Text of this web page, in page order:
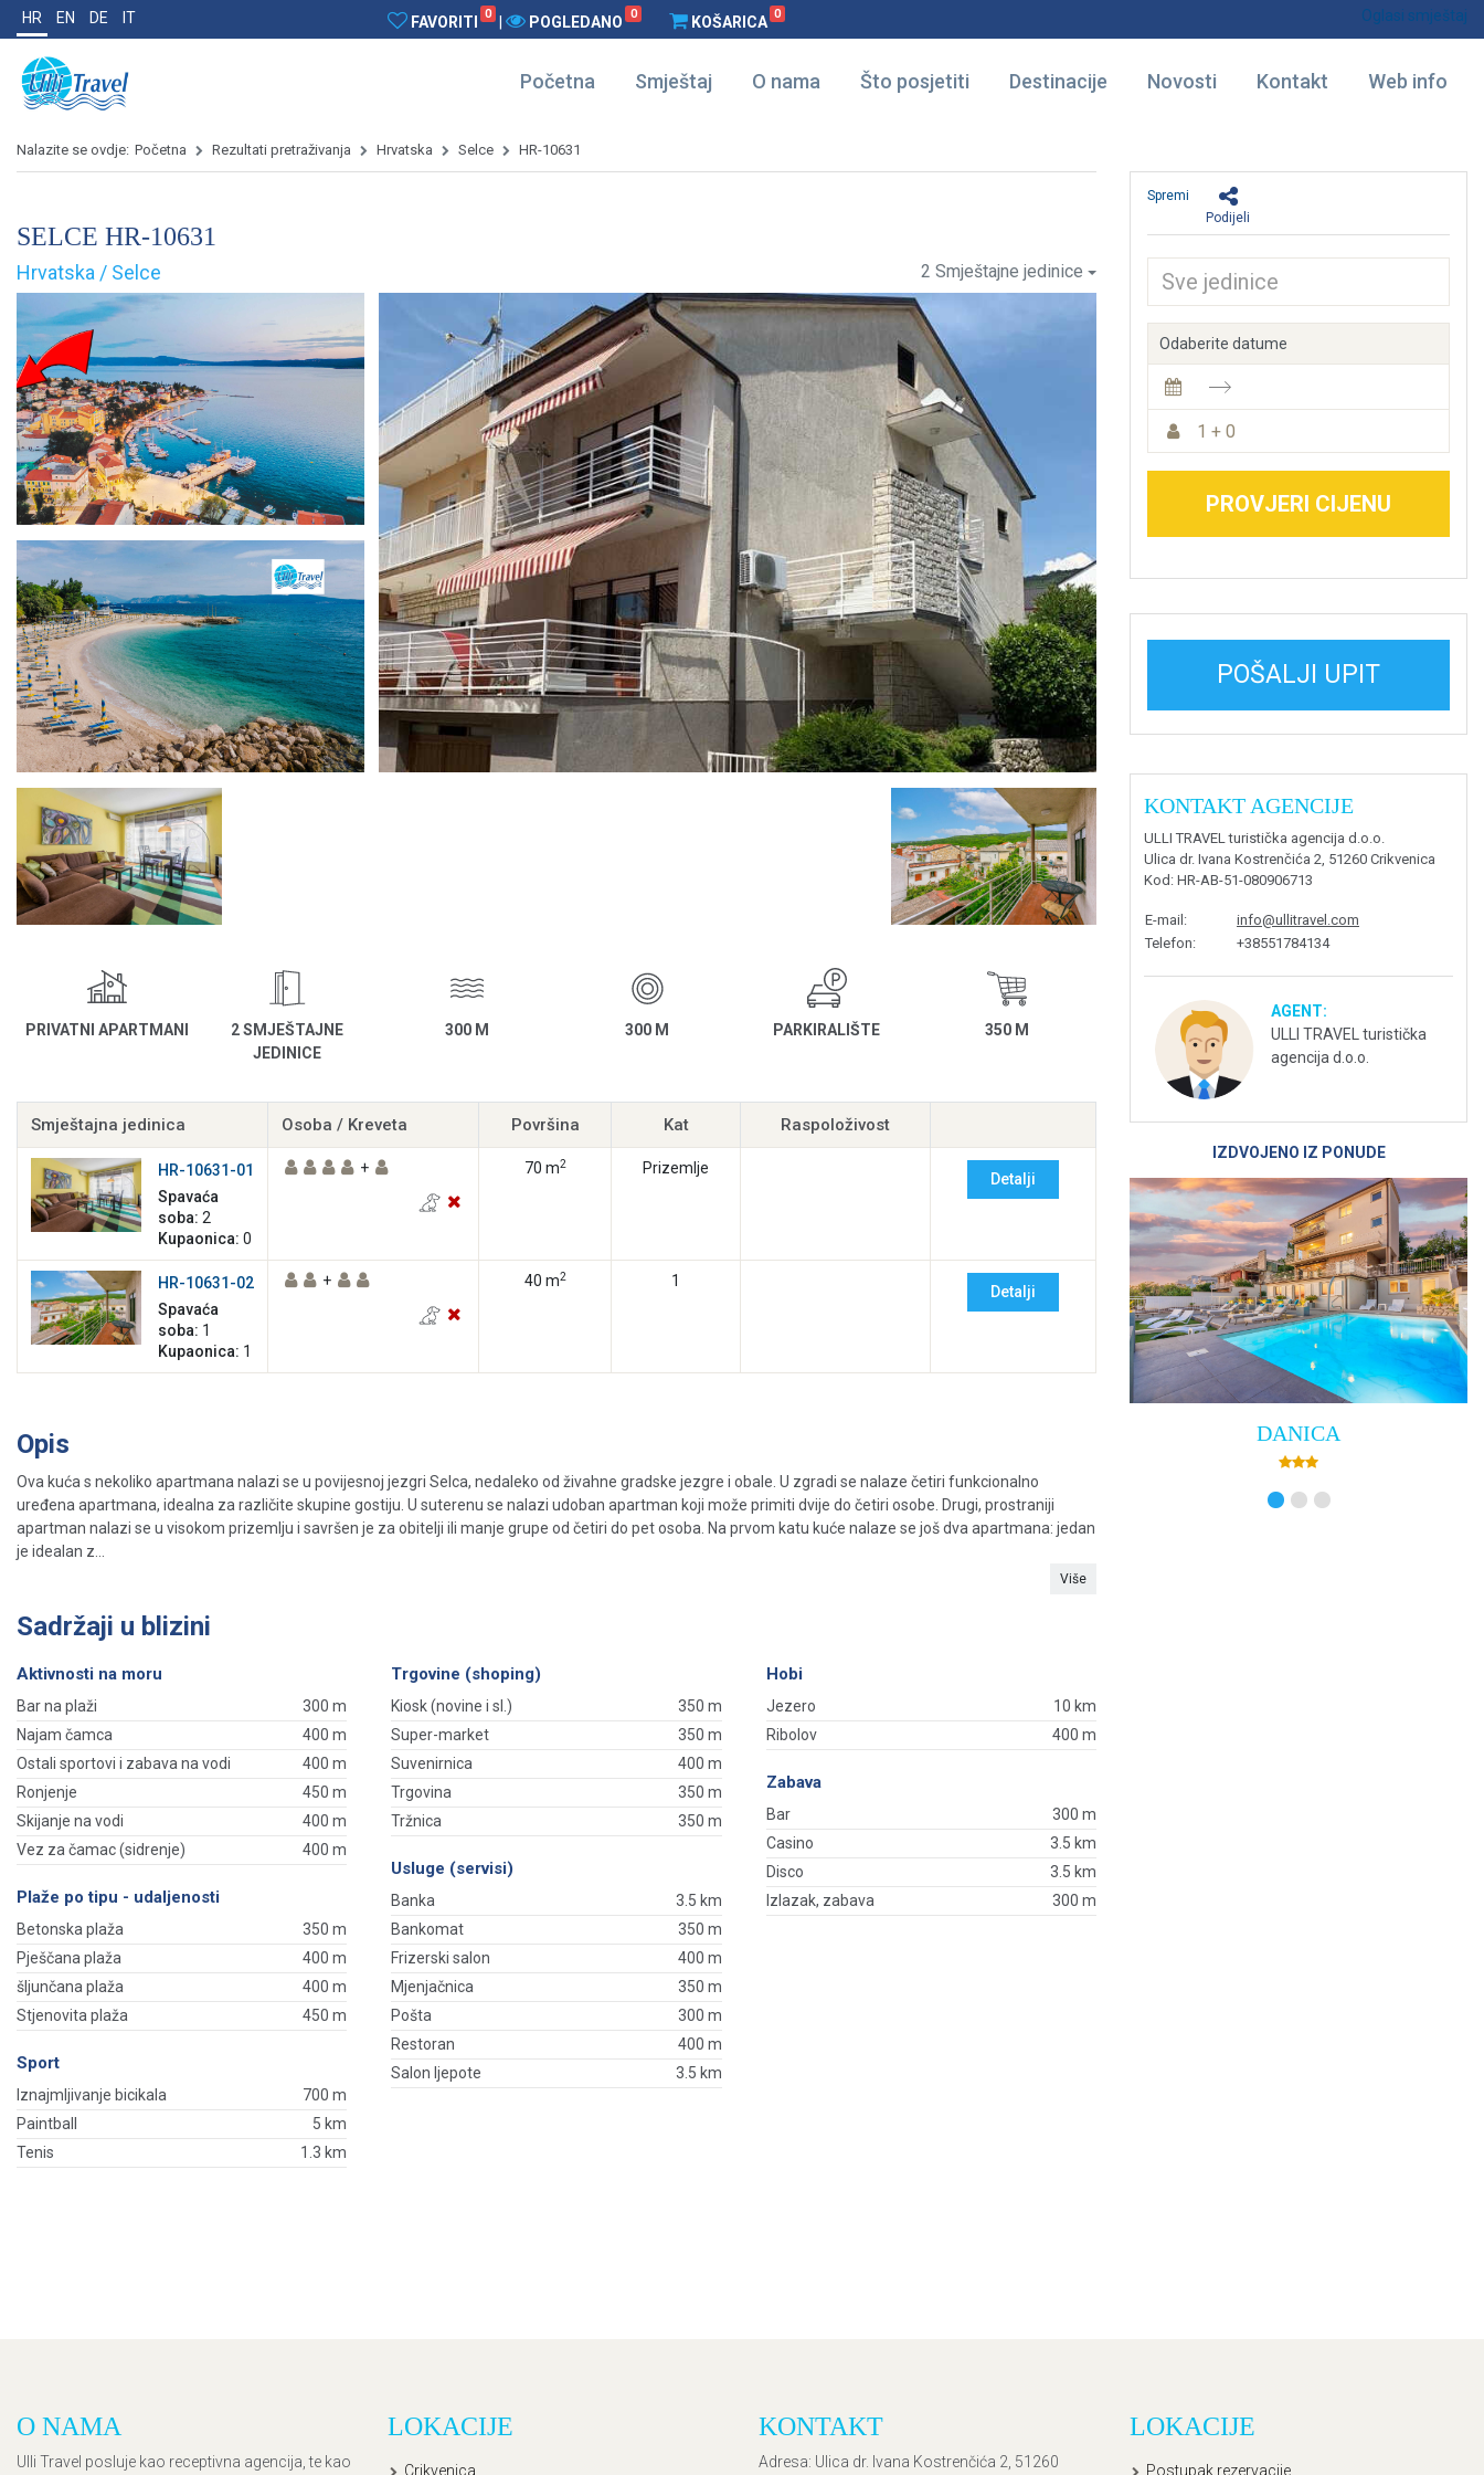
HR EN DE IT FAVORITI 0 POGLEDANO 0 KOŠARICA 0 Oglasi smještaj
Početna Smještaj O nama Što posjetiti Destinacije Novosti Kontakt Web info
Nalazite se ovdje: Početna Rezultati pretraživanja Hrvatska Selce HR-10631
SELCE HR-10631
Hrvatska / Selce 2 Smještajne jedinice
PRIVATNI APARTMANI
2 SMJEŠTAJNE
JEDINICE
300 M 300 M PARKIRALIŠTE 350 M
Smještajna jedinica Osoba / Kreveta Površina Kat Raspoloživost
HR-10631-01
Spavaća
soba: 2
Kupaonica: 0
+ 70 m2 Prizemlje
Detalji
HR-10631-02
Spavaća
soba: 1
Kupaonica: 1
+ 40 m2 1
Detalji
Opis
Ova kuća s nekoliko apartmana nalazi se u povijesnoj jezgri Selca, nedaleko od živahne gradske jezgre i obale. U zgradi se nalaze četiri funkcionalno
uređena apartmana, idealna za različite skupine gostiju. U suterenu se nalazi udoban apartman koji može primiti dvije do četiri osobe. Drugi, prostraniji
apartman nalazi se u visokom prizemlju i savršen je za obitelji ili manje grupe od četiri do pet osoba. Na prvom katu kuće nalaze se još dva apartmana: jedan
je idealan z...
Više
Sadržaji u blizini
Aktivnosti na moru
Bar na plaži
300 m
Najam čamca
400 m
Ostali sportovi i zabava na vodi
400 m
Ronjenje
450 m
Skijanje na vodi
400 m
Vez za čamac (sidrenje)
400 m
Plaže po tipu - udaljenosti
Betonska plaža
350 m
Pješčana plaža
400 m
šljunčana plaža
400 m
Stjenovita plaža
450 m
Sport
Iznajmljivanje bicikala
700 m
Paintball
5 km
Tenis
1.3 km
Trgovine (shoping)
Kiosk (novine i sl.)
350 m
Super-market
350 m
Suvenirnica
400 m
Trgovina
350 m
Tržnica
350 m
Usluge (servisi)
Banka
3.5 km
Bankomat
350 m
Frizerski salon
400 m
Mjenjačnica
350 m
Pošta
300 m
Restoran
400 m
Salon ljepote
3.5 km
Hobi
Jezero
10 km
Ribolov
400 m
Zabava
Bar
300 m
Casino
3.5 km
Disco
3.5 km
Izlazak, zabava
300 m
Podijeli
Spremi
Odaberite datume
1 + 0
PROVJERI CIJENU
POŠALJI UPIT
KONTAKT AGENCIJE
ULLI TRAVEL turistička agencija d.o.o.
Ulica dr. Ivana Kostrenčića 2, 51260 Crikvenica
Kod: HR-AB-51-080906713
E-mail:
info@ullitravel.com
Telefon: +38551784134
AGENT:
ULLI TRAVEL turistička
agencija d.o.o.
IZDVOJENO IZ PONUDE
DANICA
O NAMA
Ulli Travel posluje kao receptivna agencija, te kao
LOKACIJE
Crikvenica
KONTAKT
Adresa: Ulica dr. Ivana Kostrenčića 2, 51260
LOKACIJE
Postupak rezervacije